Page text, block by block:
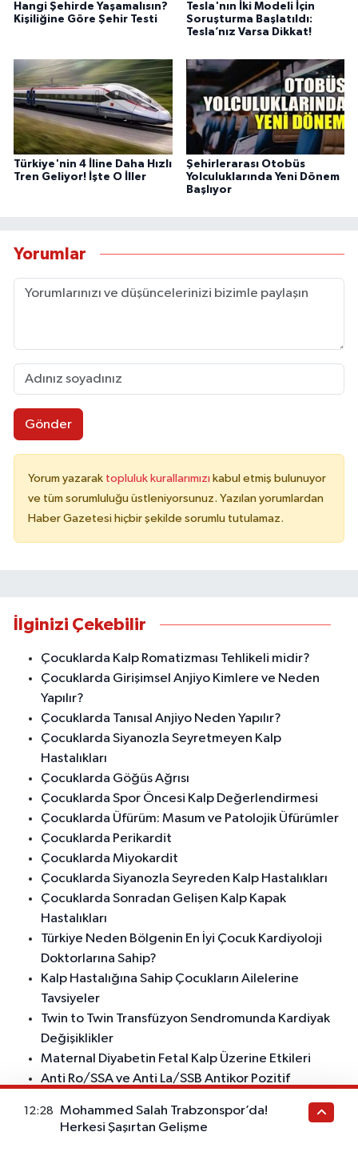
Hangi Şehirde Yaşamalısın?
Kişiliğine Göre Şehir Testi
Tesla'nın İki Modeli İçin
Soruşturma Başlatıldı:
Tesla’nız Varsa Dikkat!
Türkiye'nin 4 İline Daha Hızlı
Tren Geliyor! İşte O İller
Şehirlerarası Otobüs
Yolculuklarında Yeni Dönem
Başlıyor
Yorumlar
Gönder
Yorum yazarak topluluk kurallarımızı kabul etmiş bulunuyor
ve tüm sorumluluğu üstleniyorsunuz. Yazılan yorumlardan
Haber Gazetesi hiçbir şekilde sorumlu tutulamaz.
İlginizi Çekebilir
Çocuklarda Kalp Romatizması Tehlikeli midir?
Çocuklarda Girişimsel Anjiyo Kimlere ve Neden
Yapılır?
Çocuklarda Tanısal Anjiyo Neden Yapılır?
Çocuklarda Siyanozla Seyretmeyen Kalp
Hastalıkları
Çocuklarda Göğüs Ağrısı
Çocuklarda Spor Öncesi Kalp Değerlendirmesi
Çocuklarda Üfürüm: Masum ve Patolojik Üfürümler
Çocuklarda Perikardit
Çocuklarda Miyokardit
Çocuklarda Siyanozla Seyreden Kalp Hastalıkları
Çocuklarda Sonradan Gelişen Kalp Kapak
Hastalıkları
Türkiye Neden Bölgenin En İyi Çocuk Kardiyoloji
Doktorlarına Sahip?
Kalp Hastalığına Sahip Çocukların Ailelerine
Tavsiyeler
Twin to Twin Transfüzyon Sendromunda Kardiyak
Değişiklikler
Maternal Diyabetin Fetal Kalp Üzerine Etkileri
Anti Ro/SSA ve Anti La/SSB Antikor Pozitif
Çocuklarda Doğuştan Yapısal Kalp Hastalıkları
12:28
Mohammed Salah Trabzonspor’da!
Herkesi Şaşırtan Gelişme